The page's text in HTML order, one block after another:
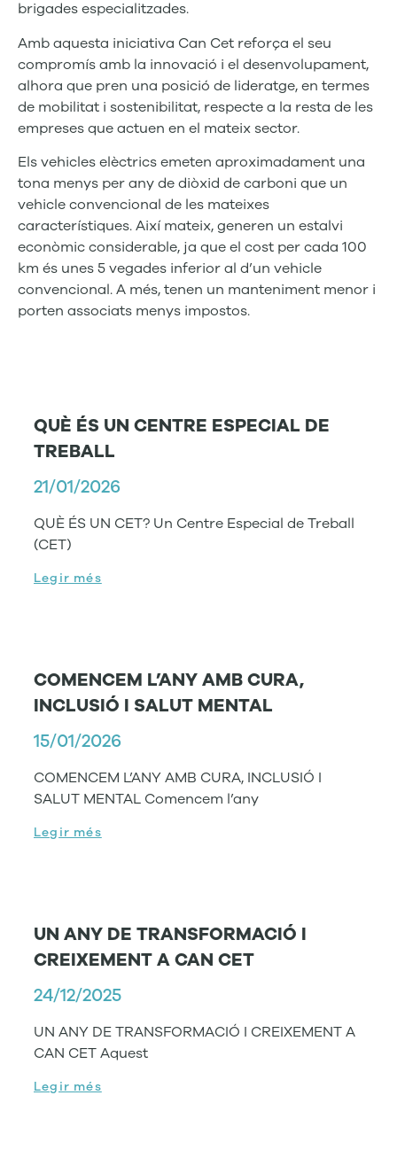
brigades especialitzades.
Amb aquesta iniciativa Can Cet reforça el seu
compromís amb la innovació i el desenvolupament,
alhora que pren una posició de lideratge, en termes
de mobilitat i sostenibilitat, respecte a la resta de les
empreses que actuen en el mateix sector.
Els vehicles elèctrics emeten aproximadament una
tona menys per any de diòxid de carboni que un
vehicle convencional de les mateixes
característiques. Així mateix, generen un estalvi
econòmic considerable, ja que el cost per cada 100
km és unes 5 vegades inferior al d’un vehicle
convencional. A més, tenen un manteniment menor i
porten associats menys impostos.
QUÈ ÉS UN CENTRE ESPECIAL DE
TREBALL
21/01/2026
QUÈ ÉS UN CET? Un Centre Especial de Treball
(CET)
Legir més
COMENCEM L’ANY AMB CURA,
INCLUSIÓ I SALUT MENTAL
15/01/2026
COMENCEM L’ANY AMB CURA, INCLUSIÓ I
SALUT MENTAL Comencem l’any
Legir més
UN ANY DE TRANSFORMACIÓ I
CREIXEMENT A CAN CET
24/12/2025
UN ANY DE TRANSFORMACIÓ I CREIXEMENT A
CAN CET Aquest
Legir més